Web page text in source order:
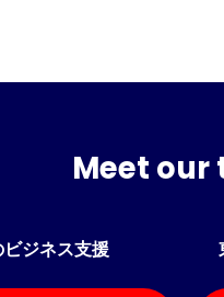
Meet our
ジネス支援